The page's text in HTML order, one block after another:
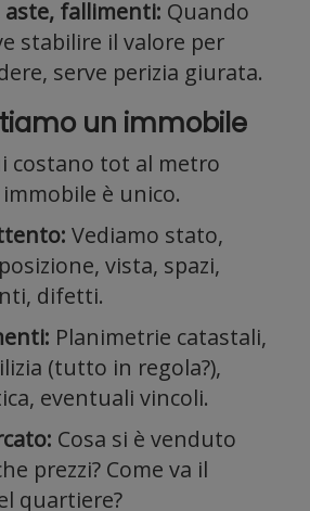
fallimenti: Quando
stabilire il valore per
serve perizia giurata.
un immobile
costano tot al metro
è unico.
Vediamo stato,
vista, spazi,
difetti.
Planimetrie catastali,
(tutto in regola?),
eventuali vincoli.
Cosa si è venduto
prezzi? Come va il
quartiere?